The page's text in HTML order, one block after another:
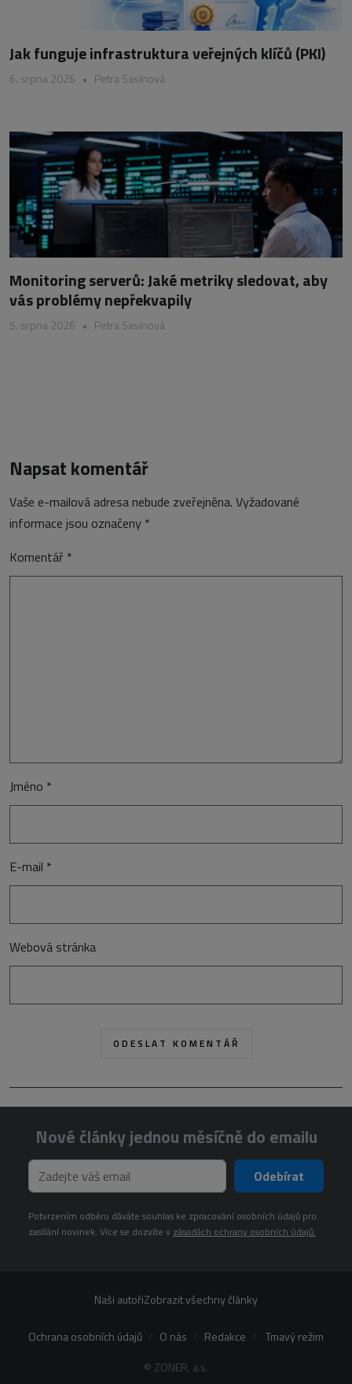
Jak funguje infrastruktura veřejných klíčů (PKI)
6. srpna 2026 • Petra Sasínová
Monitoring serverů: Jaké metriky sledovat, aby
vás problémy nepřekvapily
5. srpna 2026 • Petra Sasínová
Napsat komentář
Vaše e-mailová adresa nebude zveřejněna. Vyžadované
informace jsou označeny *
Komentář *
Jméno *
E-mail *
Webová stránka
Nové články jednou měsíčně do emailu
Odebírat
Potvrzením odběru dáváte souhlas ke zpracování osobních údajů pro
zasílání novinek. Více se dozvíte v zásadách ochrany osobních údajů.
Naši autořiZobrazit všechny články
© ZONER, a.s.
Ochrana osobních údajů O nás Redakce Tmavý režim